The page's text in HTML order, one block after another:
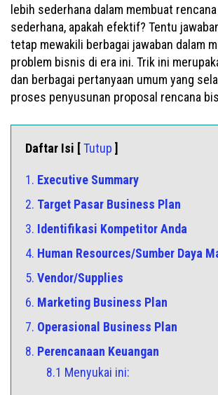
lebih sederhana dalam membuat
sederhana, apakah efektif? Tentu
tetap mewakili berbagai jawaban dalam
problem bisnis di era ini. Trik ini
dan berbagai pertanyaan umum yang
proses penyusunan proposal rencana
Daftar Isi [Tutup ]
1. Executive Summary
2. Target Pasar Business Plan
3. Identifikasi Kompetitor Anda
4. Human Resources/Sumber Daya
5. Vendor/Supplies
6. Marketing Business Plan
7. Operasional Business Plan
8. Perencanaan Keuangan
8.1 Menyukai ini: